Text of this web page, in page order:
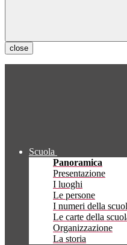
close
Scuola
Panoramica
Presentazione
I luoghi
Le persone
I numeri della
Le carte della
Organizzazione
La storia